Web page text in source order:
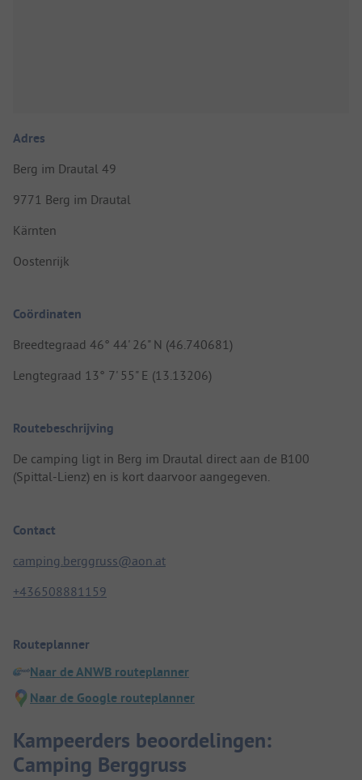
Adres
Berg im Drautal 49
9771 Berg im Drautal
Kärnten
Oostenrijk
Coördinaten
Breedtegraad 46° 44' 26" N (46.740681)
Lengtegraad 13° 7' 55" E (13.13206)
Routebeschrijving
De camping ligt in Berg im Drautal direct aan de B100
(Spittal-Lienz) en is kort daarvoor aangegeven.
Contact
camping.berggruss@aon.at
+436508881159
Routeplanner
Naar de ANWB routeplanner
Naar de Google routeplanner
Kampeerders beoordelingen:
Camping Berggruss